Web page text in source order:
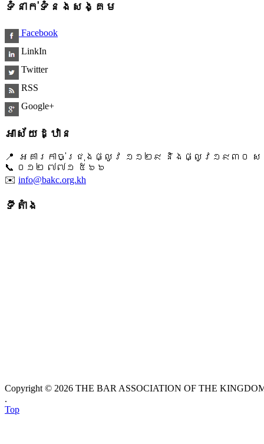
ទំនាក់ទំនងសង្គម
Facebook
LinkIn
Twitter
RSS
Google+
អាស័យដ្ឋាន
📍 អគារកាច់ជ្រុងផ្លូវ ១១២៩ និងផ្លូវ១៩៣០ ស
📞 ​០១២ ៧៧១ ៥៦៦
✉️ info@bakc.org.kh
ទីតាំង
Copyright © 2026 THE BAR ASSOCIATION OF THE
.
Top